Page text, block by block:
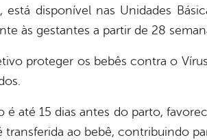
disponível nas Unidades
às gestantes a partir de 28
proteger os bebês contra o
é até 15 dias antes do parto,
transferida ao bebê, contribuindo